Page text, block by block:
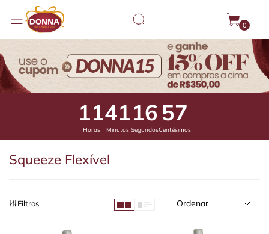
0
11
Horas
41
Minutos
16
Segundos
32
Centésimos
Squeeze Flexível
Filtros Ordenar